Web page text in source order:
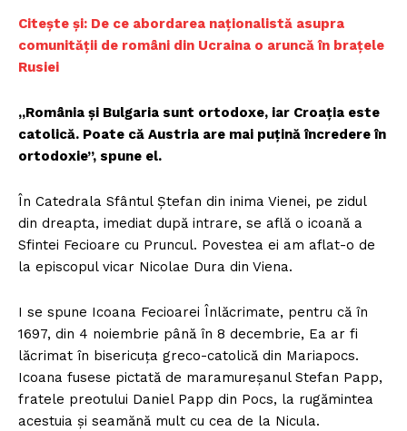
Citește și: De ce abordarea naționalistă asupra
comunității de români din Ucraina o aruncă în brațele
Rusiei
„România și Bulgaria sunt ortodoxe, iar Croația este
catolică. Poate că Austria are mai puțină încredere în
ortodoxie”, spune el.
În Catedrala Sfântul Ștefan din inima Vienei, pe zidul
din dreapta, imediat după intrare, se află o icoană a
Sfintei Fecioare cu Pruncul. Povestea ei am aflat-o de
la episcopul vicar Nicolae Dura din Viena.
I se spune Icoana Fecioarei Înlăcrimate, pentru că în
1697, din 4 noiembrie până în 8 decembrie, Ea ar fi
lăcrimat în bisericuţa greco-catolică din Mariapocs.
Icoana fusese pictată de maramureşanul Stefan Papp,
fratele preotului Daniel Papp din Pocs, la rugămintea
acestuia şi seamănă mult cu cea de la Nicula.